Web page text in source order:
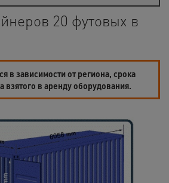
20 футовых в
в зависимости от региона, срока
взятого в аренду оборудования.